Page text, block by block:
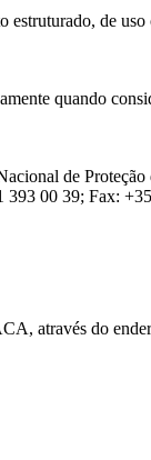
de
quando
de
393 00 39; Fax:
através do